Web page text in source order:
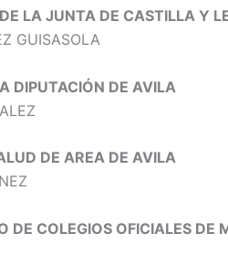
LA JUNTA DE CASTILLA Y
GUISASOLA
DIPUTACIÓN DE AVILA
DE AREA DE AVILA
DE COLEGIOS OFICIALES DE